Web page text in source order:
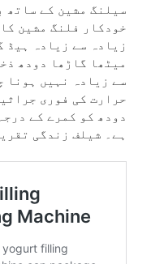
سیلنگ مشین کے ساتھ
خودکار فلنگ مشین
زیادہ سے زیادہ ہیڈ
سے زیادہ نہیں ہونا
حرارت کی فوری
دودھ کو کمرے کے
ہے۔ شیلف زندگی تقریبا 1 سال